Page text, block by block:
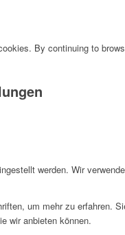
By continuing to
werden. Wir
um mehr zu erfahren.
wir anbieten können.